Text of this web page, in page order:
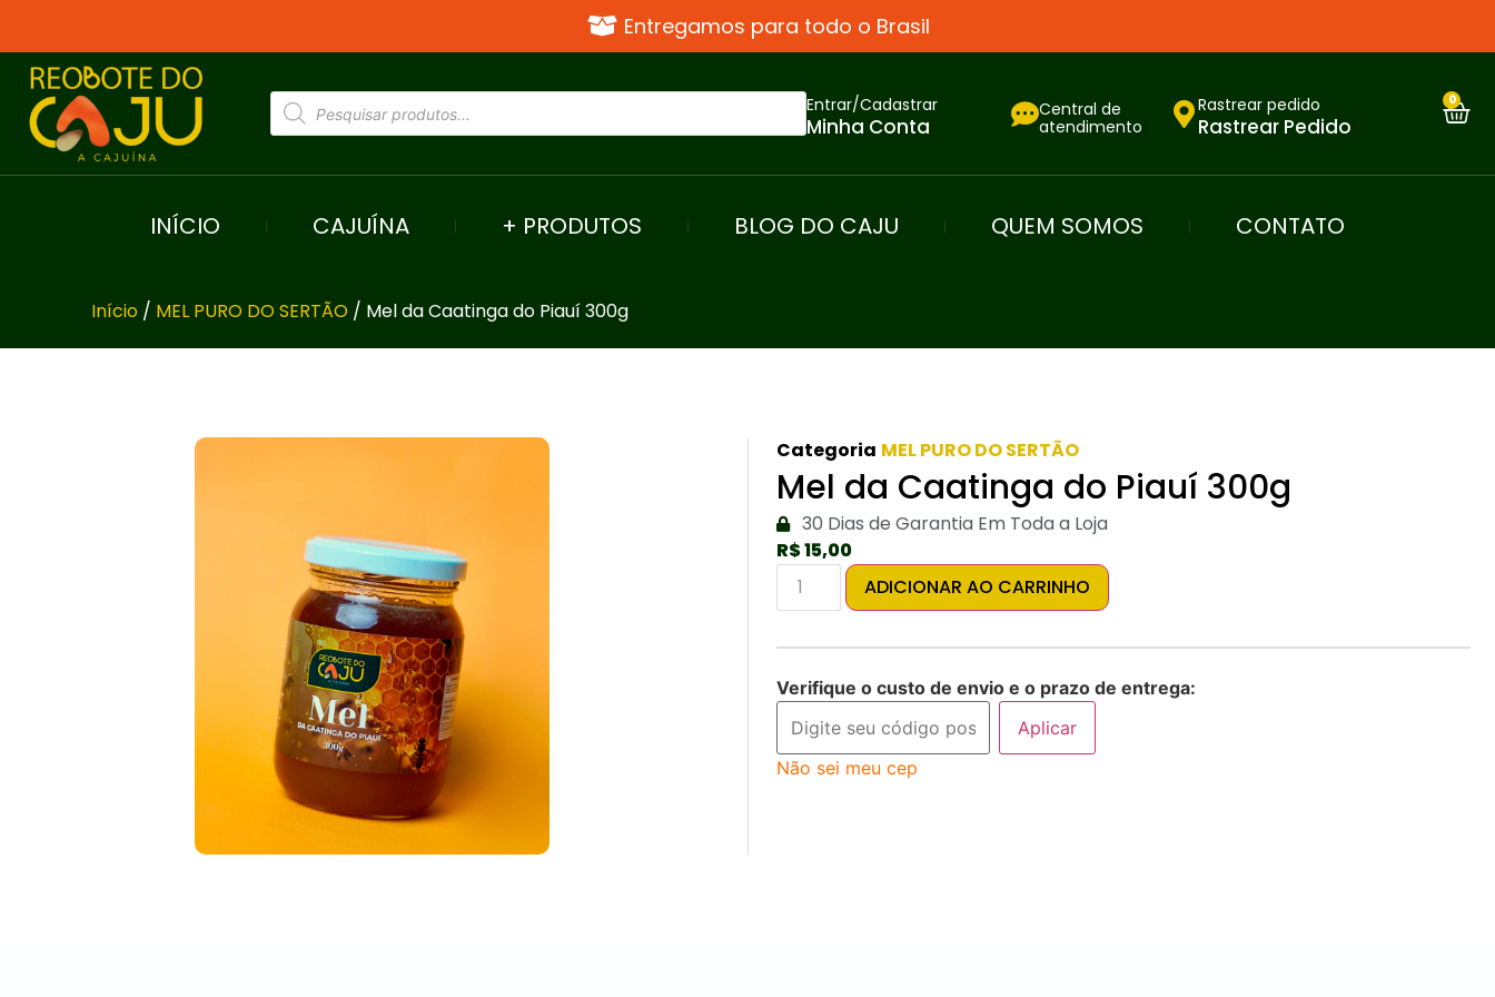
Entregamos para todo o Brasil
Entrar/Cadastrar
Minha Conta
Central de
atendimento
Rastrear pedido
Rastrear Pedido
0
INÍCIO CAJUÍNA + PRODUTOS BLOG DO CAJU QUEM SOMOS CONTATO
Início / MEL PURO DO SERTÃO / Mel da Caatinga do Piauí 300g
Categoria MEL PURO DO SERTÃO
Mel da Caatinga do Piauí 300g
30 Dias de Garantia Em Toda a Loja
R$15,00
ADICIONAR AO CARRINHO
Verifique o custo de envio e o prazo de entrega:
Aplicar
Não sei meu cep